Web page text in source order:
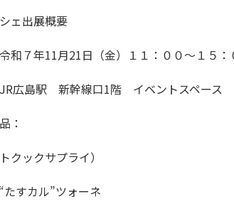
ェ出展概要
和７年11月21日（金）１１：００～１５：
JR広島駅 新幹線口1階 イベントスペース
：
クックサプライ）
たすカル”ツォーネ